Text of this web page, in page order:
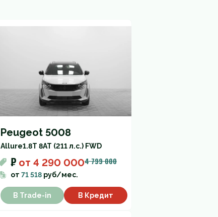
Peugeot 5008
Allure1.8T 8AT (211 л.с.) FWD
₽ от 4 290 0004 799 000
от 71 518 руб/мес.
В Trade-in В Кредит